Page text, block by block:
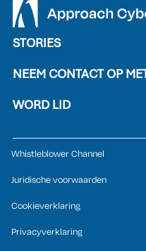
STORIES
NEEM CONTACT OP
WORD LID
Whistleblower Channel
Juridische voorwaarden
Cookieverklaring
Privacyverklaring